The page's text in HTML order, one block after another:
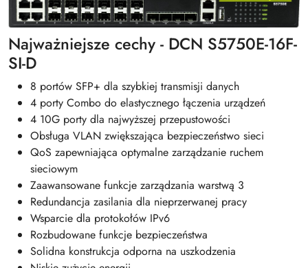
Najważniejsze cechy - DCN S5750E-16F-
SI-D
8 portów SFP+ dla szybkiej transmisji danych
4 porty Combo do elastycznego łączenia urządzeń
4 10G porty dla najwyższej przepustowości
Obsługa VLAN zwiększająca bezpieczeństwo sieci
QoS zapewniająca optymalne zarządzanie ruchem
sieciowym
Zaawansowane funkcje zarządzania warstwą 3
Redundancja zasilania dla nieprzerwanej pracy
Wsparcie dla protokołów IPv6
Rozbudowane funkcje bezpieczeństwa
Solidna konstrukcja odporna na uszkodzenia